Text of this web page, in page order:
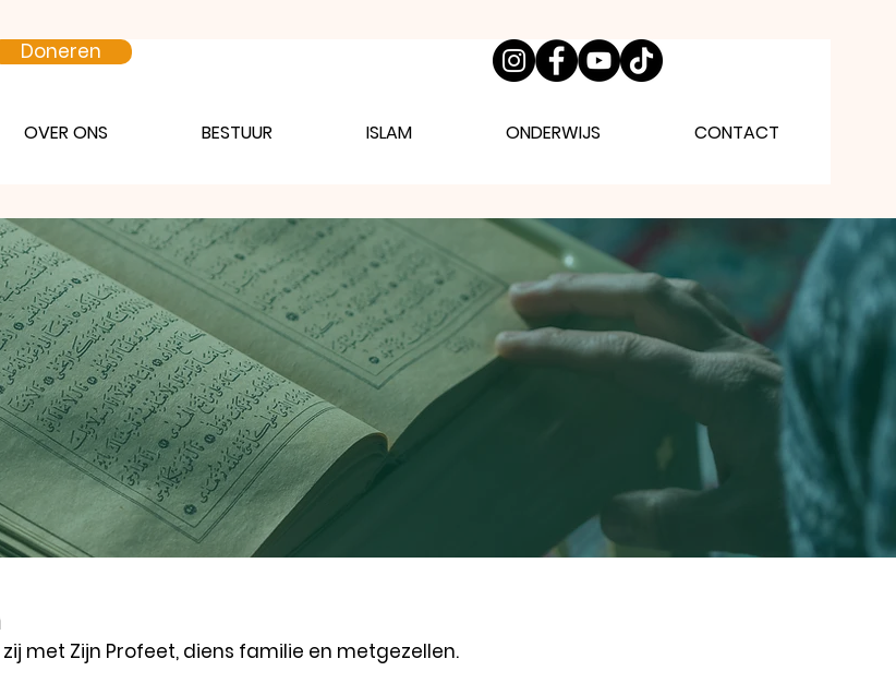
Doneren
OVER ONS BESTUUR ISLAM ONDERWIJS CONTACT
met Zijn Profeet, diens familie en metgezellen.